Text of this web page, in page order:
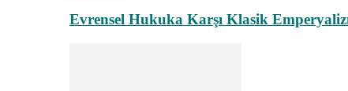
Evrensel Hukuka Karşı Klasik